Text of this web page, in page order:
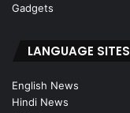
Gadgets
LANGUAGE SITES
English News
Hindi News